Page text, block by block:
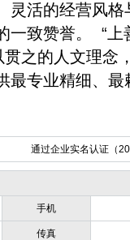
灵活的经营风
一致赞誉。 “上
之的人文理念
最专业精细、
通过企业实名认证（
手机
传真